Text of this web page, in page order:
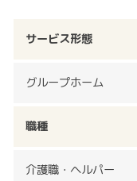
サービス形態
グループホーム
職種
介護職・ヘルパー